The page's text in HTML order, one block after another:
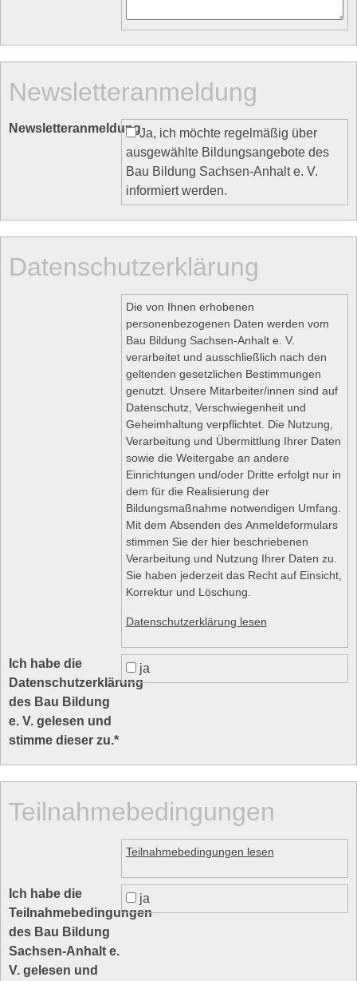
Newsletteranmeldung
Newsletteranmeldung
Ja, ich möchte regelmäßig über
ausgewählte Bildungsangebote des
Bau Bildung Sachsen-Anhalt e. V.
informiert werden.
Datenschutzerklärung
Die von Ihnen erhobenen
personenbezogenen Daten werden vom
Bau Bildung Sachsen-Anhalt e. V.
verarbeitet und ausschließlich nach den
geltenden gesetzlichen Bestimmungen
genutzt. Unsere Mitarbeiter/innen sind auf
Datenschutz, Verschwiegenheit und
Geheimhaltung verpflichtet. Die Nutzung,
Verarbeitung und Übermittlung Ihrer Daten
sowie die Weitergabe an andere
Einrichtungen und/oder Dritte erfolgt nur in
dem für die Realisierung der
Bildungsmaßnahme notwendigen Umfang.
Mit dem Absenden des Anmeldeformulars
stimmen Sie der hier beschriebenen
Verarbeitung und Nutzung Ihrer Daten zu.
Sie haben jederzeit das Recht auf Einsicht,
Korrektur und Löschung.
Datenschutzerklärung lesen
Ich habe die
Datenschutzerklärung
des Bau Bildung
e. V. gelesen und
stimme dieser zu.*
ja
Teilnahmebedingungen
Teilnahmebedingungen lesen
Ich habe die
Teilnahmebedingungen
des Bau Bildung
Sachsen-Anhalt e.
V. gelesen und
ja